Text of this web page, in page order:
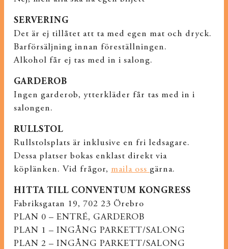
SERVERING
Det är ej tillåtet att ta med egen mat och dryck.
Barförsäljning innan föreställningen.
Alkohol får ej tas med in i salong.
GARDEROB
Ingen garderob, ytterkläder får tas med in i
salongen.
RULLSTOL
Rullstolsplats är inklusive en fri ledsagare.
Dessa platser bokas enklast direkt via
köplänken. Vid frågor, maila oss gärna.
HITTA TILL CONVENTUM KONGRESS
Fabriksgatan 19, 702 23 Örebro
PLAN 0 – ENTRÉ, GARDEROB
PLAN 1 – INGÅNG PARKETT/SALONG
PLAN 2 – INGÅNG PARKETT/SALONG